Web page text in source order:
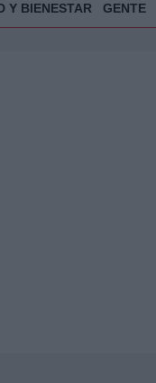
Y BIENESTAR GENTE